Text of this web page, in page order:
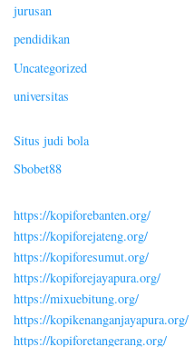
jurusan
pendidikan
Uncategorized
universitas
Situs judi bola
Sbobet88
https://kopiforebanten.org/
https://kopiforejateng.org/
https://kopiforesumut.org/
https://kopiforejayapura.org/
https://mixuebitung.org/
https://kopikenanganjayapura.org/
https://kopiforetangerang.org/